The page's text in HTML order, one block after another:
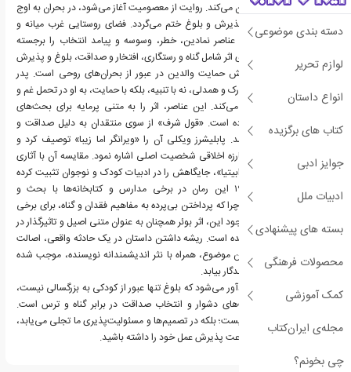
دسته بندی موضوعی
لوازم تحریر
انواع داستان
کتاب های برگزیده
جوایز ادبی
ادبیات ملل
بسته های پیشنهادی
محصولات فرهنگی
کمک آموزشی
مجله‌ی ایران‌کتاب
چی بخونم؟
عاطفی داستان را دوچندان می‌کند. روایت از معصومیت آغاز می‌شود، در بحران به اوج
می‌رسد و در نهایت به پذیرش و بلوغ ختم می‌گردد. فضای روستایی غرب میانه و
حضور رودخانه، به عنوان عناصر نمادین، خطر، وسوسه و پیامد انتخاب را برجسته
می‌سازند. مضامین محوری اثر شامل گناه و رستگاری، افتخار و صداقت، بلوغ و پذیرش
مسئولیت و همچنین نقش حمایت والدین در عبور از بحران‌های روحی است. پدر
جوئل با رفتاری مبتنی بر درک و همدلی، نه با تنبیه، بلکه با حمایت، به او در تحمل غم و
پذیرش مسئولیت کمک می‌کند. این عناصر، اثر را به متنی پرمایه برای بحث‌های
تربیتی و اخلاقی بدل کرده است. «قول شرف» از سوی منتقدان به دلیل صداقت و
قدرت عاطفی ستایش شد. پابلیشرز ویکلی آن را «ویرانگر اما زیبا» توصیف کرد و
بوک‌لیست نیز به عمق مبارزه اخلاقی شخصیت اصلی اشاره نمود. مقایسه آن با آثاری
همچون «پلی به سوی ترابیتیا»، جایگاهش را در ادبیات کودک و نوجوان تثبیت کرده
است. البته در دهه ۱۹۹۰ این رمان در برخی مدارس و کتابخانه‌ها با بحث و
مخالفت‌هایی همراه شد، چرا که پرداختن بی‌پرده به مفاهیم فقدان و گناه، برای برخی
حساسیت‌برانگیز بود. با وجود این، اثر بوئر همچنان به عنوان متنی اصیل و تاثیرگذار در
ادبیات نوجوانان باقی مانده است. ریشه داشتن داستان در یک حادثه واقعی، اصالت
آن را تقویت کرده و همین موضوع، همراه با نثر اندیشمندانه نویسنده، موجب شده
است تا کتاب جایگاهی ماندگار بیابد.
در نهایت،«قول شرف» یادآور می‌شود که بلوغ تنها عبور از کودکی به بزرگسالی نیست،
بلکه رویارویی با حقیقت‌های دشوار و انتخاب صداقت در برابر گناه و ترس است.
شرافت، صرفا یک وعده نیست؛ بلکه در تصمیم‌ها و مسئولیت‌پذیری ما تجلی می‌یابد،
به‌ویژه زمانی که باید شجاعت پذیرش عمل خود را داشته باشید.